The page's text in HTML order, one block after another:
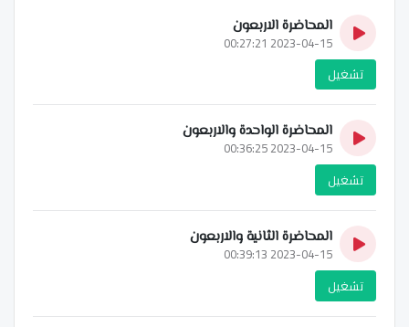
المحاضرة الاربعون
2023-04-15 00:27:21
تشغيل
المحاضرة الواحدة والاربعون
2023-04-15 00:36:25
تشغيل
المحاضرة الثانية والاربعون
2023-04-15 00:39:13
تشغيل